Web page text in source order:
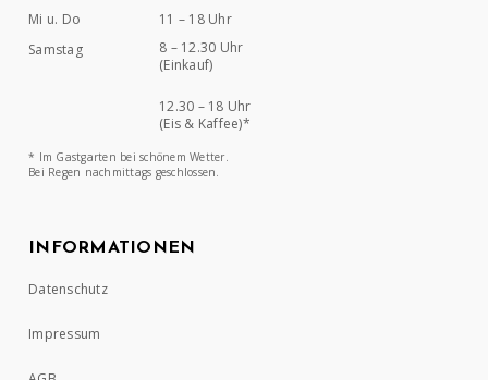
Mi u. Do
11 – 18 Uhr
Samstag
8 – 12.30 Uhr
(Einkauf)
12.30 – 18 Uhr
(Eis & Kaffee)*
* Im Gastgarten bei schönem Wetter.
Bei Regen nachmittags geschlossen.
INFORMATIONEN
Datenschutz
Impressum